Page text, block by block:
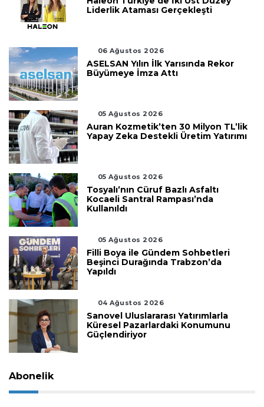
Liderlik Ataması Gerçekleşti
06 Ağustos 2026
ASELSAN Yılın İlk Yarısında Rekor
Büyümeye İmza Attı
05 Ağustos 2026
Auran Kozmetik’ten 30 Milyon TL’lik
Yapay Zeka Destekli Üretim Yatırımı
05 Ağustos 2026
Tosyalı’nın Cüruf Bazlı Asfaltı
Kocaeli Santral Rampası’nda
Kullanıldı
05 Ağustos 2026
Filli Boya ile Gündem Sohbetleri
Beşinci Durağında Trabzon’da
Yapıldı
04 Ağustos 2026
Sanovel Uluslararası Yatırımlarla
Küresel Pazarlardaki Konumunu
Güçlendiriyor
Abonelik